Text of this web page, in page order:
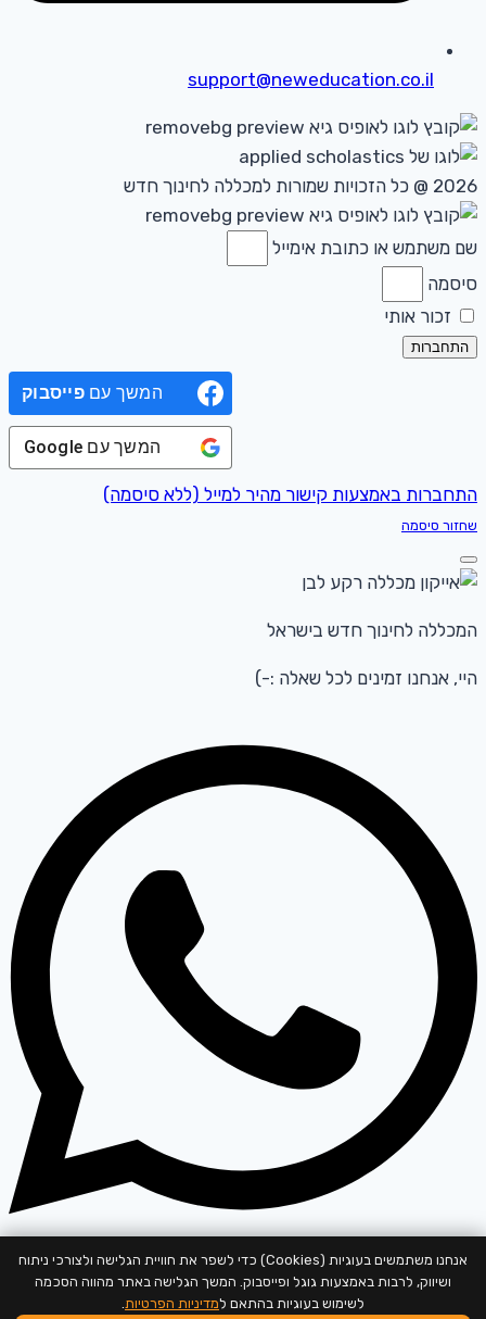
support@neweducation.co.il
2026 @ כל הזכויות שמורות למכללה לחינוך חדש
שם משתמש או כתובת אימייל
סיסמה
זכור אותי
התחברות
המשך עםפייסבוק
המשך עם Google
התחברות באמצעות קישור מהיר למייל (ללא סיסמה)
שחזור סיסמה
המכללה לחינוך חדש בישראל
היי, אנחנו זמינים לכל שאלה :-)
התחילו שיחה
אנחנו משתמשים בעוגיות (Cookies) כדי לשפר את חוויית הגלישה ולצורכי ניתוח
ושיווק, לרבות באמצעות גוגל ופייסבוק. המשך הגלישה באתר מהווה הסכמה
לשימוש בעוגיות בהתאם למדיניות הפרטיות.